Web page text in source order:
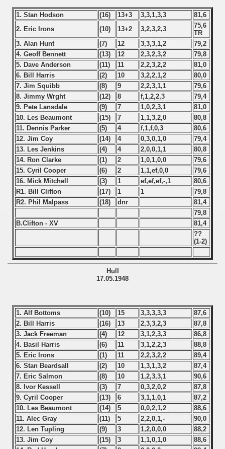
1. Stan Hodson (16) 13+3 3,3,1,3,3
81,6
2. Eric Irons
(10) 13+2 3,2,3,2,3
75,6
TR
3. Alan Hunt
(7) 12 3,3,3,1,2
79,2
4. Geoff Bennett
(13) 12 2,3,2,3,2
79,8
5. Dave Anderson
(11) 11 2,2,3,2,2
81,0
6. Bill Harris
(2) 10 3,2,2,1,2
80,0
7. Jim Squibb
(8) 9 2,2,3,1,1
79,6
8. Jimmy Wrght
(12) 8 f,1,2,2,3
79,4
9. Pete Lansdale
(9) 7 1,0,2,3,1
81,0
10. Les Beaumont
(15) 7 1,1,3,2,0
80,8
11. Dennis Parker
(5) 4 f,1,f,0,3
80,6
12. Jim Coy
(14) 4 0,3,0,1,0
79,4
13. Les Jenkins
(4) 4 2,0,0,1,1
80,8
14. Ron Clarke
(1) 2 1,0,1,0,0
79,6
15. Cyril Cooper
(6) 2 1,1,ef,0,0
79,6
16. Mick Mitchell
(3) 1 ef,ef,ef,-,1
80,6
R1. Bill Clifton
(17) 1 1
79,8
R2. Phil Malpass
(18) dnr
81,4
79,8
B.Clifton - XV
81,4
??
(1-2)
Hull
17.05.1948
1. Alf Bottoms (10) 15 3,3,3,3,3
87,6
2. Bill Harris
(16) 13 2,3,3,2,3
87,8
3. Jack Freeman
(4) 12 3,1,2,3,3
86,8
4. Basil Harris
(6) 11 3,1,2,2,3
88,8
5. Eric Irons
(1) 11 2,2,3,2,2
89,4
6. Stan Beardsall
(2) 10 1,3,1,3,2
87,4
7. Eric Salmon
(8) 10 1,2,3,3,1
90,6
8. Ivor Kessell
(3) 7 0,3,2,0,2
87,8
9. Cyril Cooper
(13) 6 3,1,1,0,1
87,2
10. Les Beaumont
(14) 5 0,0,2,1,2
88,6
11. Alec Gray
(11) 5 2,2,0,1,-
90,0
12. Len Tupling
(9) 3 1,2,0,0,0
88,2
13. Jim Coy
(15) 3 1,1,0,1,0
88,6
of USSR